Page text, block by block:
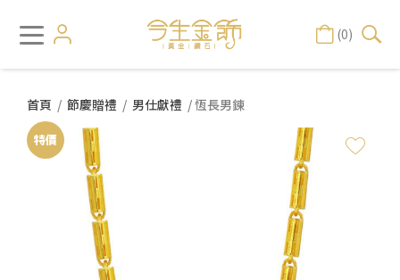
(0)
首頁 / 節慶贈禮 / 男仕獻禮 / 恆長男鍊
特價